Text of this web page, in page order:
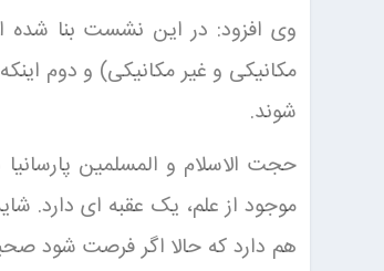
وی افزود: در این نشست بنا شده
مکانیکی و غیر مکانیکی) و دوم
شوند.
حجت الاسلام و المسلمین
موجود از علم، یک عقبه ای دارد.
هم دارد که حالا اگر فرصت شود